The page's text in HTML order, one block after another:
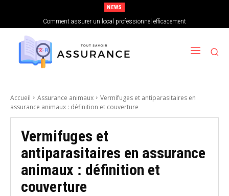
NEWS
Comment assurer un local professionnel efficacement
Comment choisir sa mutuelle santé lorsque l’on est indépendant
Accueil Assurance animaux
Vermifuges et antiparasitaires en
assurance animaux : définition et couverture
Vermifuges et
antiparasitaires en assurance
animaux : définition et
couverture